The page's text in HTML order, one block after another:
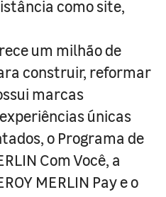
como site,
um milhão de
construir, reformar
marcas
únicas
o Programa de
Com Você, a
MERLIN Pay e o